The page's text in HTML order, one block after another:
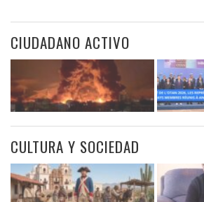
CIUDADANO ACTIVO
CULTURA Y SOCIEDAD